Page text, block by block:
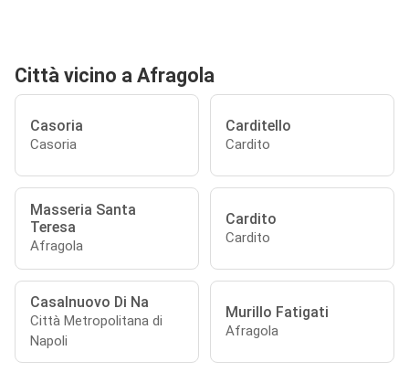
Città vicino a Afragola
Casoria
Casoria
Carditello
Cardito
Masseria Santa
Teresa
Afragola
Cardito
Cardito
Casalnuovo Di Na
Città Metropolitana di
Napoli
Murillo Fatigati
Afragola